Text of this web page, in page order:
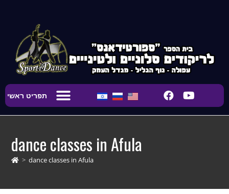
תפריט ראשי
dance classes in Afula
> dance classes in Afula